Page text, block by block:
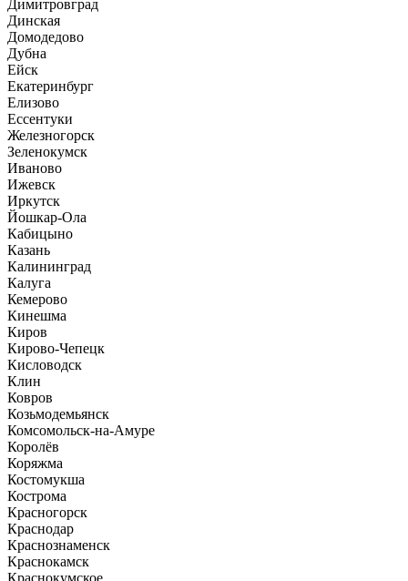
Димитровград
Динская
Домодедово
Дубна
Ейск
Екатеринбург
Елизово
Ессентуки
Железногорск
Зеленокумск
Иваново
Ижевск
Иркутск
Йошкар-Ола
Кабицыно
Казань
Калининград
Калуга
Кемерово
Кинешма
Киров
Кирово-Чепецк
Кисловодск
Клин
Ковров
Козьмодемьянск
Комсомольск-на-Амуре
Королёв
Коряжма
Костомукша
Кострома
Красногорск
Краснодар
Краснознаменск
Краснокамск
Краснокумское